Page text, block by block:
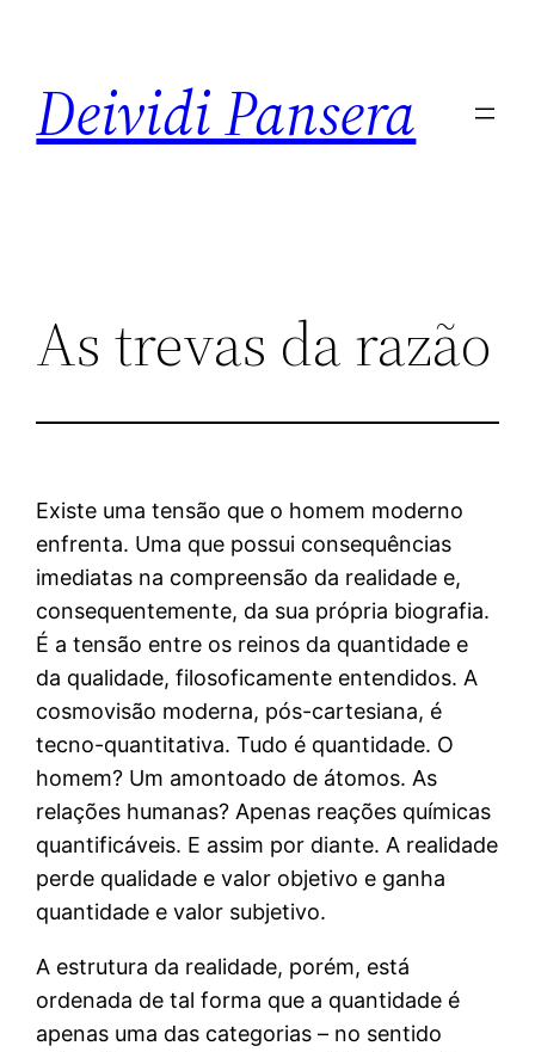
Deividi Pansera
As trevas da razão
Existe uma tensão que o homem moderno
enfrenta. Uma que possui consequências
imediatas na compreensão da realidade e,
consequentemente, da sua própria biografia.
É a tensão entre os reinos da quantidade e
da qualidade, filosoficamente entendidos. A
cosmovisão moderna, pós-cartesiana, é
tecno-quantitativa. Tudo é quantidade. O
homem? Um amontoado de átomos. As
relações humanas? Apenas reações químicas
quantificáveis. E assim por diante. A realidade
perde qualidade e valor objetivo e ganha
quantidade e valor subjetivo.
A estrutura da realidade, porém, está
ordenada de tal forma que a quantidade é
apenas uma das categorias – no sentido